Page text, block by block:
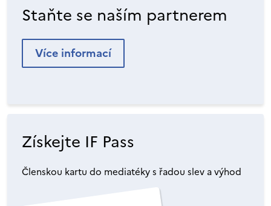
Staňte se naším partnerem
Více informací
Získejte IF Pass
Členskou kartu do mediatéky s řadou slev a výhod